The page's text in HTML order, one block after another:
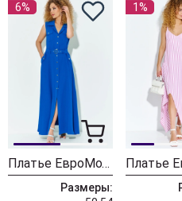
6%
Платье ЕвроМода 605 синий
Размеры:
1%